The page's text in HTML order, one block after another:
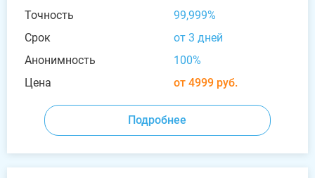
Точность
99,999%
Срок
от 3 дней
Анонимность
100%
Цена
от 4999 руб.
Подробнее